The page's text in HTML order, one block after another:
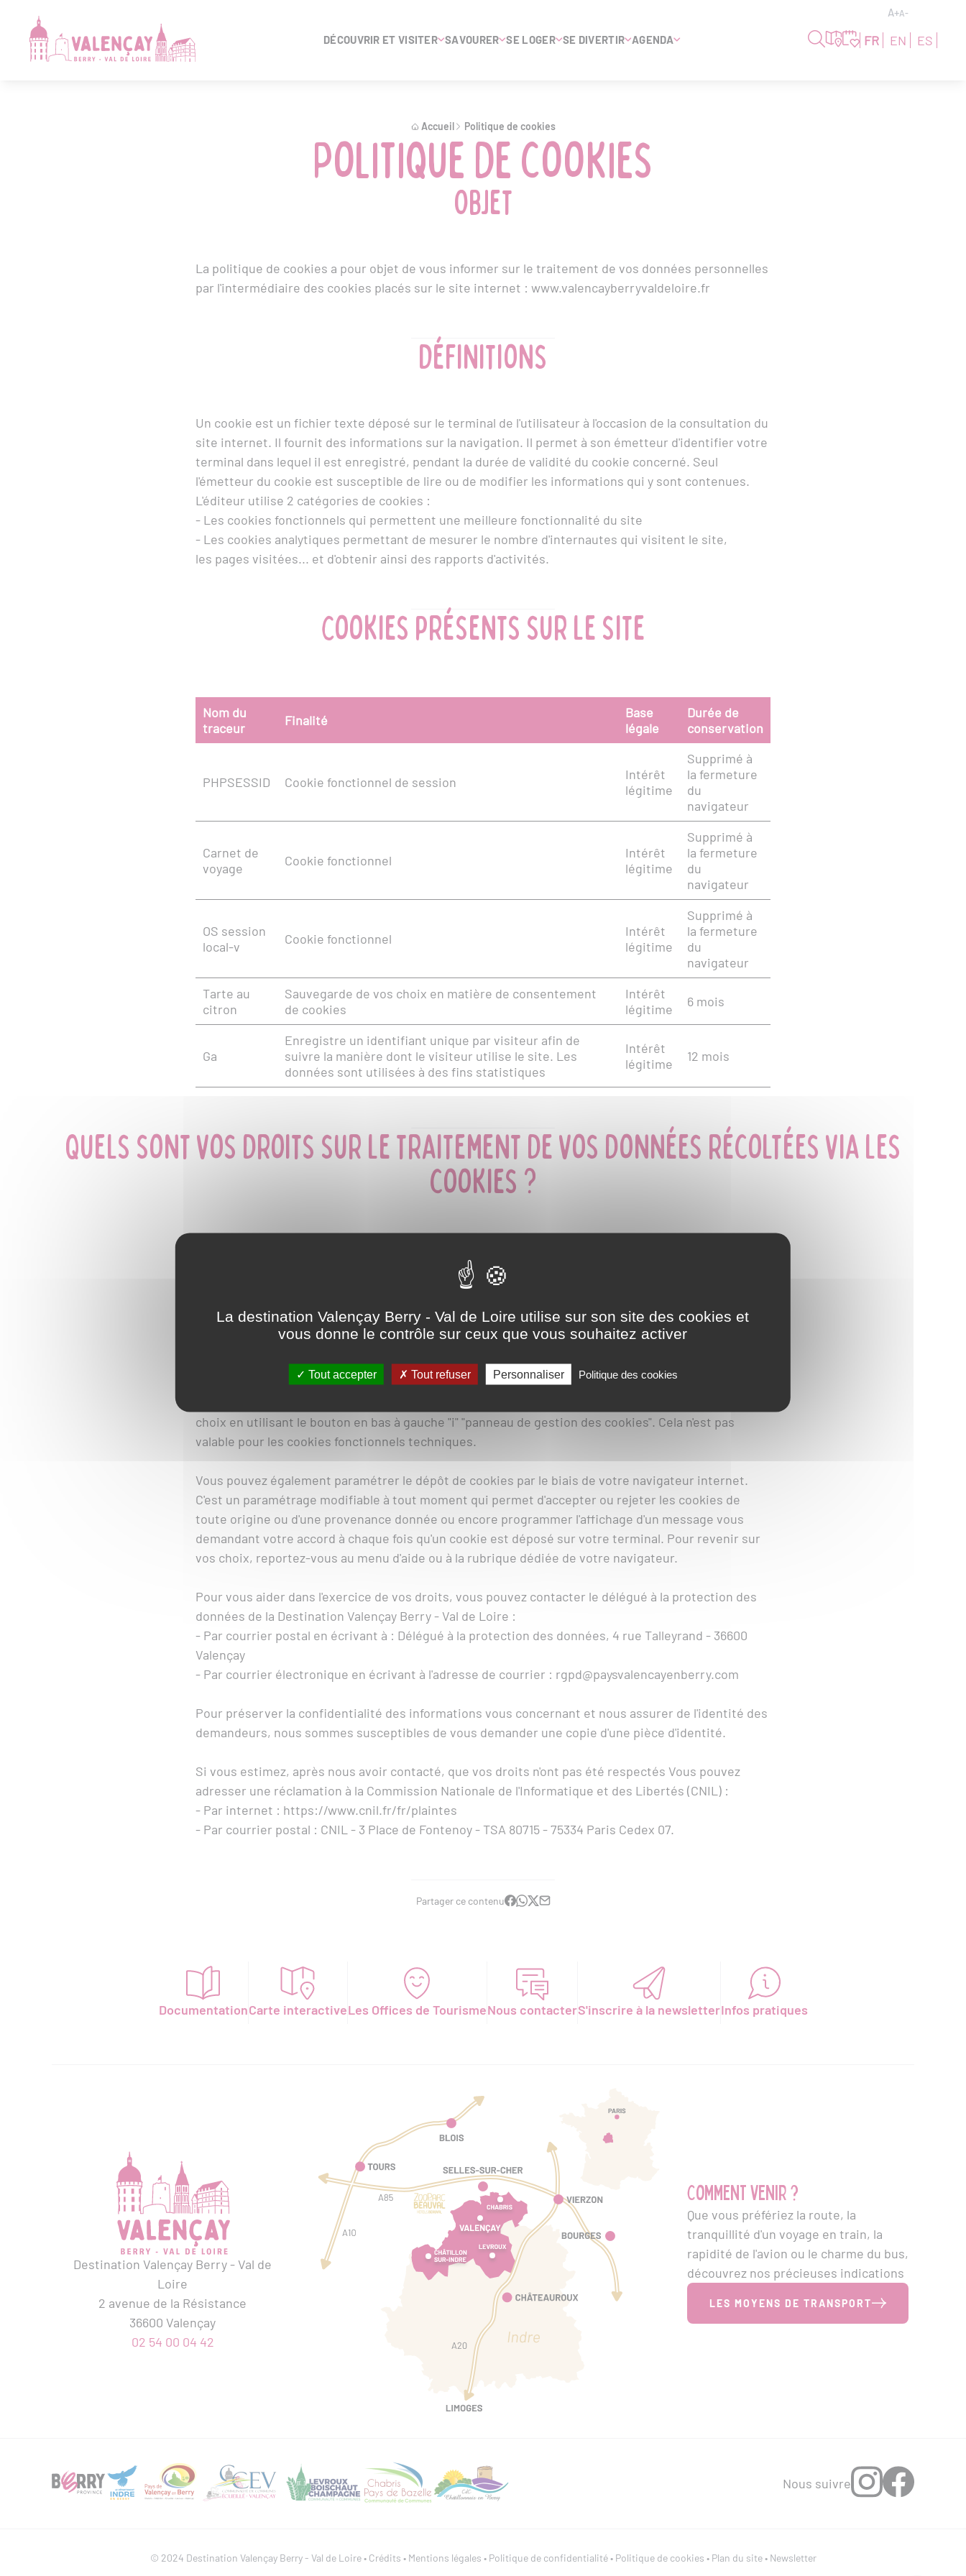
DÉCOUVRIR ET VISITER SAVOURER SE LOGER SE DIVERTIR AGENDA FR EN ES
A+A-
Accueil Politique de cookies
Politique de cookies
Objet
La politique de cookies a pour objet de vous informer sur le traitement de vos données personnelles
par l'intermédiaire des cookies placés sur le site internet : www.valencayberryvaldeloire.fr
Définitions
Un cookie est un fichier texte déposé sur le terminal de l'utilisateur à l'occasion de la consultation du
site internet. Il fournit des informations sur la navigation. Il permet à son émetteur d'identifier votre
terminal dans lequel il est enregistré, pendant la durée de validité du cookie concerné. Seul
l'émetteur du cookie est susceptible de lire ou de modifier les informations qui y sont contenues.
L'éditeur utilise 2 catégories de cookies :
- Les cookies fonctionnels qui permettent une meilleure fonctionnalité du site
- Les cookies analytiques permettant de mesurer le nombre d'internautes qui visitent le site,
les pages visitées... et d'obtenir ainsi des rapports d'activités.
Cookies présents sur le site
Nom du
traceur
Finalité
Base
légale
Durée de
conservation
PHPSESSID Cookie fonctionnel de session
Intérêt
légitime
Supprimé à
la fermeture
du
navigateur
Carnet de
voyage
Cookie fonctionnel
Intérêt
légitime
Supprimé à
la fermeture
du
navigateur
OS session
local-v
Cookie fonctionnel
Intérêt
légitime
Supprimé à
la fermeture
du
navigateur
Tarte au
citron
Sauvegarde de vos choix en matière de consentement
de cookies
Intérêt
légitime
6 mois
Ga
Enregistre un identifiant unique par visiteur afin de
suivre la manière dont le visiteur utilise le site. Les
données sont utilisées à des fins statistiques
Intérêt
légitime
12 mois
Quels sont vos droits sur le traitement de vos données récoltées via les
cookies ?
Refuser ou changer d'avis n'a aucune conséquence sur l'utilisation du site et sur les services que
votre ordinateur puis avec votre téléphone, il vous faudra choisir pour chaque appareil.
Vous pouvez consentir, paramétrer ou vous opposer au dépôt de cookies sur ce site via le bandeau
qui apparait lors de votre première navigation. Ce dernier n'est plus visible si vous y avez déjà
choix en utilisant le bouton en bas à gauche "i" "panneau de gestion des cookies". Cela n'est pas
valable pour les cookies fonctionnels techniques.
Vous pouvez également paramétrer le dépôt de cookies par le biais de votre navigateur internet.
C'est un paramétrage modifiable à tout moment qui permet d'accepter ou rejeter les cookies de
toute origine ou d'une provenance donnée ou encore programmer l'affichage d'un message vous
demandant votre accord à chaque fois qu'un cookie est déposé sur votre terminal. Pour revenir sur
vos choix, reportez-vous au menu d'aide ou à la rubrique dédiée de votre navigateur.
Pour vous aider dans l'exercice de vos droits, vous pouvez contacter le délégué à la protection des
données de la Destination Valençay Berry - Val de Loire :
- Par courrier postal en écrivant à : Délégué à la protection des données, 4 rue Talleyrand - 36600
Valençay
- Par courrier électronique en écrivant à l'adresse de courrier : rgpd@paysvalencayenberry.com
Pour préserver la confidentialité des informations vous concernant et nous assurer de l'identité des
demandeurs, nous sommes susceptibles de vous demander une copie d'une pièce d'identité.
Si vous estimez, après nous avoir contacté, que vos droits n'ont pas été respectés Vous pouvez
adresser une réclamation à la Commission Nationale de l'Informatique et des Libertés (CNIL) :
- Par internet : https://www.cnil.fr/fr/plaintes
- Par courrier postal : CNIL - 3 Place de Fontenoy - TSA 80715 - 75334 Paris Cedex 07.
Partager ce contenu
DocumentationCarte interactiveLes Offices de TourismeNous contacterS'inscrire à la newsletterInfos pratiques
Destination Valençay Berry - Val de
Loire
2 avenue de la Résistance
36600 Valençay
02 54 00 04 42
Comment venir ?
Que vous préfériez la route, la
tranquillité d'un voyage en train, la
rapidité de l'avion ou le charme du bus,
découvrez nos précieuses indications
LES MOYENS DE TRANSPORT
Nous suivre
© 2024 Destination Valençay Berry - Val de Loire • Crédits • Mentions légales • Politique de confidentialité• Politique de cookies • Plan du site• Newsletter
La destination Valençay Berry - Val de Loire utilise sur son site des cookies et
vous donne le contrôle sur ceux que vous souhaitez activer
Tout accepter Tout refuser Personnaliser Politique des cookies